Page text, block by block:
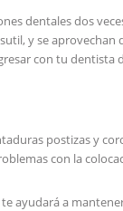
dentales dos
y⁣ se
con tu ⁣dentista
postizas y
con la
ayudará a